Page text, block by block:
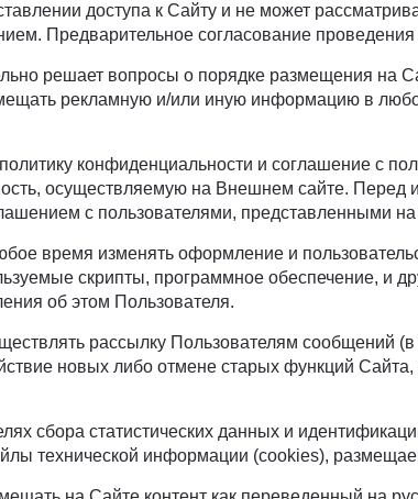
доступа к Сайту и не может
Предварительное согласование проведения
решает вопросы о порядке размещения на
рекламную и/или иную информацию в
конфиденциальности и соглашение с
осуществляемую на Внешнем сайте.
с пользователями, представленными на
время изменять оформление и
скрипты, программное обеспечение,
об этом Пользователя.
рассылку Пользователям сообщений
новых либо отмене старых функций
сбора статистических данных и
технической информации (cookies),